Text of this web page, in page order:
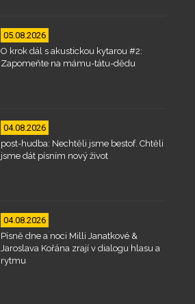
05.08.2026
O krok dál s akustickou kytarou #2:
Zapomeňte na mámu-tátu-dědu
04.08.2026
post-hudba: Nechtěli jsme bestof. Chtěli
jsme dát písním nový život
04.08.2026
Písně dne a noci Milli Janatkové &
Jaroslava Kořána zrají v dialogu hlasu a
rytmu